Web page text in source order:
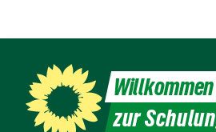
Willkommen
zur